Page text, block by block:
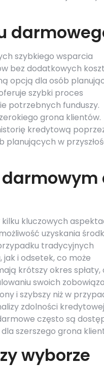
szybkiego wsparcia
bez dodatkowych
opcją dla osób
szybki proces
potrzebnych funduszy.
grona klientów.
kredytową
planujących w
kluczowych
uzyskania
tradycyjnych
i odsetek, co może
krótszy okres spłaty,
swoich
i szybszy niż w
zdolności kredytowej
często są
szerszego grona
wyborze